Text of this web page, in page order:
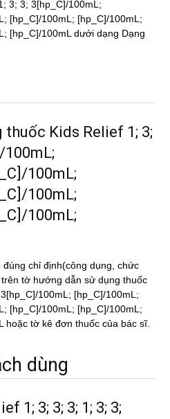
3; 3; 3[hp_C]/100mL;
[hp_C]/100mL; [hp_C]/100mL;
[hp_C]/100mL dưới dạng Dạng
Kids Relief 1; 3;
100mL;
100mL;
100mL;
100mL;
chỉ định(công dụng, chức
tờ hướng dẫn sử dụng thuốc
100mL; [hp_C]/100mL;
[hp_C]/100mL; [hp_C]/100mL;
hoặc tờ kê đơn thuốc của bác sĩ.
dùng
1; 3; 3; 3; 1; 3; 3;